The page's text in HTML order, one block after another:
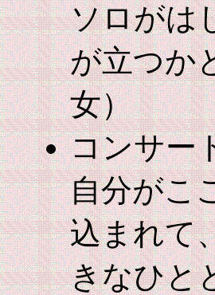
ソロがは
が立つか
女）
コンサー
自分がこ
込まれて
きなひと